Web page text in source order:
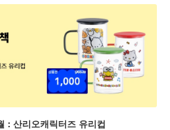
: 산리오캐릭터즈 유리컵